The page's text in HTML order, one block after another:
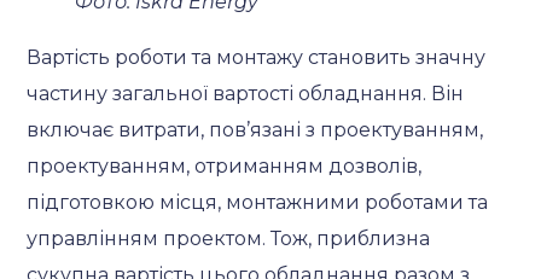
Вартість роботи та монтажу становить значну
частину загальної вартості обладнання. Він
включає витрати, пов’язані з проектуванням,
проектуванням, отриманням дозволів,
підготовкою місця, монтажними роботами та
управлінням проектом. Тож, приблизна